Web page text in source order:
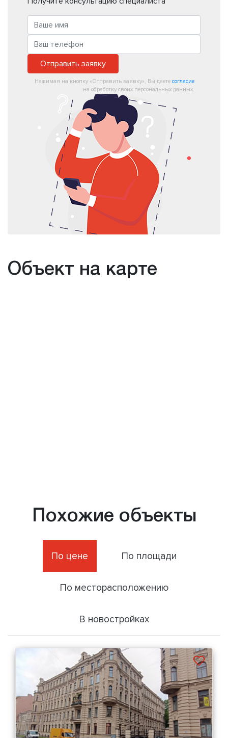
Отправить заявку
Нажимая на кнопку «Отправить заявку», Вы даете согласие
на обработку своих персональных данных.
Объект на карте
Похожие объекты
По цене По площади
По месторасположению
В новостройках